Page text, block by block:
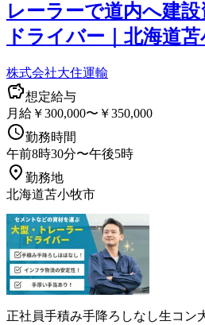
レーラーで道内へ建
ドライバー｜北海道
株式会社大住運輸
想定給与
月給￥300,000〜￥350,000
勤務時間
午前8時30分〜午後5時
勤務地
北海道苫小牧市
正社員手積み手降ろしなし生コン